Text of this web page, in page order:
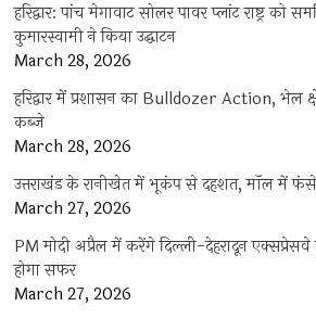
हरिद्वार: पांच मेगावाट सोलर पावर प्लांट राष्ट्र को
कुमारस्वामी ने किया उद्घाटन
March 28, 2026
हरिद्वार में प्रशासन का Bulldozer Action, भेल
कब्जे
March 28, 2026
उत्तराखंड के रानीखेत में भूकंप से दहशत, मॉल में
March 27, 2026
PM मोदी अप्रैल में करेंगे दिल्ली-देहरादून एक्सप्रेसवे
होगा सफर
March 27, 2026